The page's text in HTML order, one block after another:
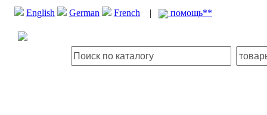
English German French | помощь**